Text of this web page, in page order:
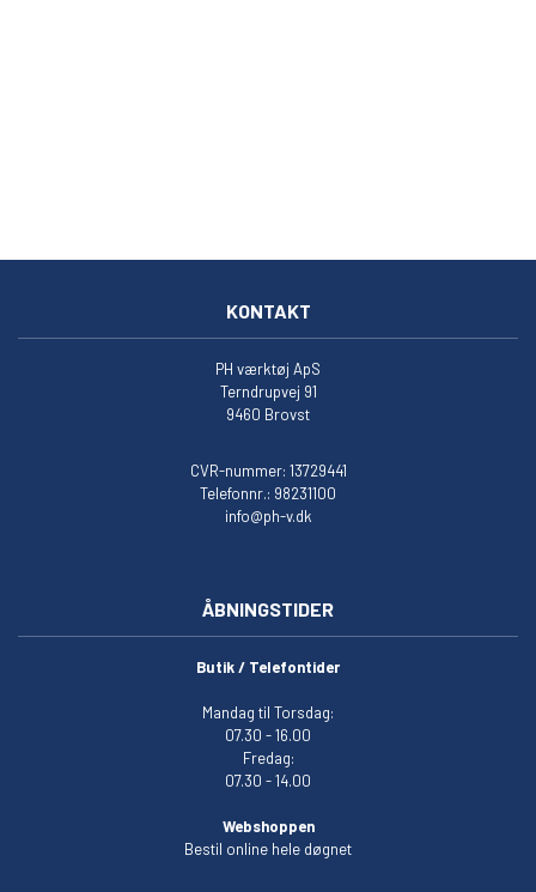
KONTAKT
PH værktøj ApS
Terndrupvej 91
9460 Brovst
CVR-nummer: 13729441
Telefonnr.: 98231100
info@ph-v.dk
ÅBNINGSTIDER
Butik / Telefontider
Mandag til Torsdag:
07.30 - 16.00
Fredag:
07.30 - 14.00
Webshoppen
Bestil online hele døgnet